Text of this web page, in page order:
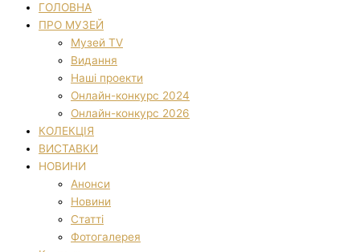
ГОЛОВНА
ПРО МУЗЕЙ
Музей TV
Видання
Наші проекти
Онлайн-конкурс 2024
Онлайн-конкурс 2026
КОЛЕКЦІЯ
ВИСТАВКИ
НОВИНИ
Анонси
Новини
Статті
Фотогалерея